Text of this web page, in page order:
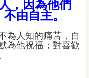
，因為他們
由自主。
為人知的痛苦，自
為他祝福；對喜歡